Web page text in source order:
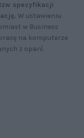
specyfikacji
W ustawieniu
w Business
na komputerze
z oparć